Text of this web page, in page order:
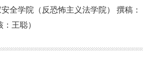
安全学院（反恐怖主义法学院） 撰稿：
王聪）